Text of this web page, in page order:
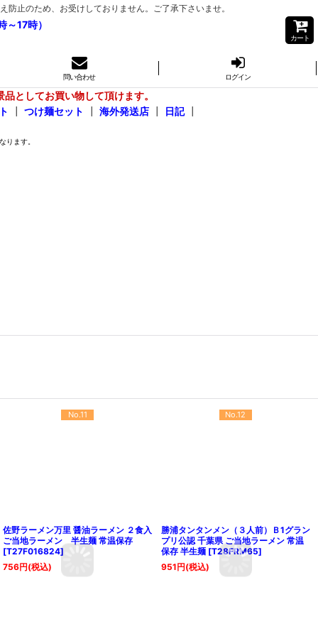
止のため、お受けしておりません。ご了承下さいませ。
～17時）
カート
問い合わせ ログイン
としてお買い物して頂けます。
つけ麺セット 海外発送店 日記┃
No.11
佐野ラーメン万里 醤油ラーメン ２食入
ご当地ラーメン 半生麺 常温保存
[T27F016824]
756円(税込)
No.12
勝浦タンタンメン（３人前）Ｂ1グラン
プリ公認 千葉県 ご当地ラーメン 常温
保存 半生麺 [T28FRM65]
951円(税込)